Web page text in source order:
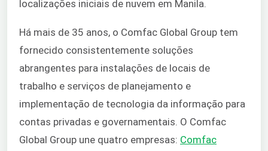
localizações iniciais de nuvem em Manila.
Há mais de 35 anos, o Comfac Global Group tem
fornecido consistentemente soluções
abrangentes para instalações de locais de
trabalho e serviços de planejamento e
implementação de tecnologia da informação para
contas privadas e governamentais. O Comfac
Global Group une quatro empresas: Comfac